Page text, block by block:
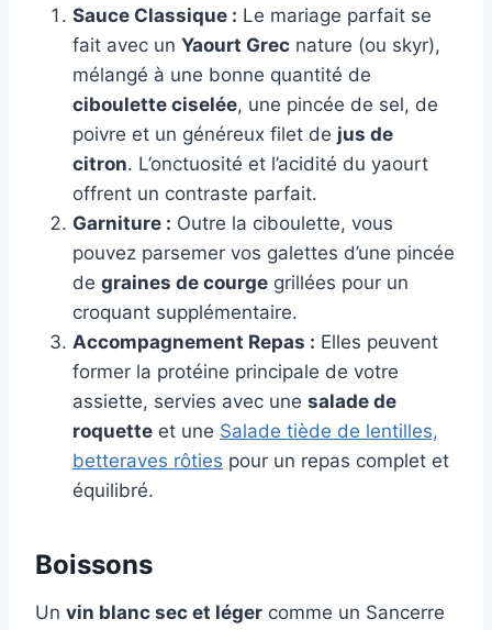
Sauce Classique : Le mariage parfait se
fait avec un Yaourt Grec nature (ou skyr),
mélangé à une bonne quantité de
ciboulette ciselée, une pincée de sel, de
poivre et un généreux filet de jus de
citron. L’onctuosité et l’acidité du yaourt
offrent un contraste parfait.
Garniture : Outre la ciboulette, vous
pouvez parsemer vos galettes d’une pincée
de graines de courge grillées pour un
croquant supplémentaire.
Accompagnement Repas : Elles peuvent
former la protéine principale de votre
assiette, servies avec une salade de
roquette et une Salade tiède de lentilles,
betteraves rôties pour un repas complet et
équilibré.
Boissons
Un vin blanc sec et léger comme un Sancerre